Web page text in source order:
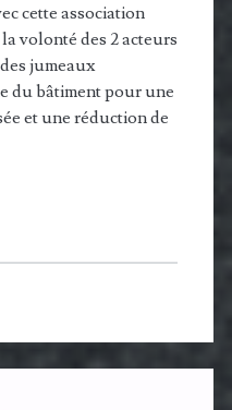
cette association
volonté des 2 acteurs
jumeaux
du bâtiment pour une
et une réduction de